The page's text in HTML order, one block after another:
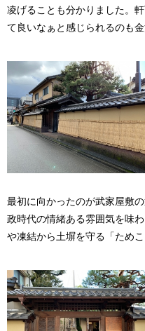
凌げることも分かりました。
て良いなぁと感じられるのも
最初に向かったのが武家屋敷
政時代の情緒ある雰囲気を味
や凍結から土塀を守る「ため